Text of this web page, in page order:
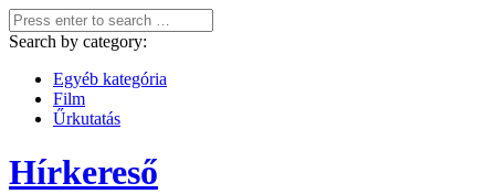
Search by category:
Egyéb kategória
Film
Űrkutatás
Hírkereső